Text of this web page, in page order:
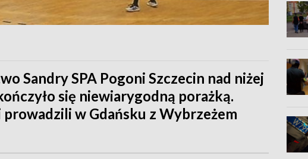
Sandry SPA Pogoni Szczecin nad niżej
się niewiarygodną porażką.
prowadzili w Gdańsku z Wybrzeżem